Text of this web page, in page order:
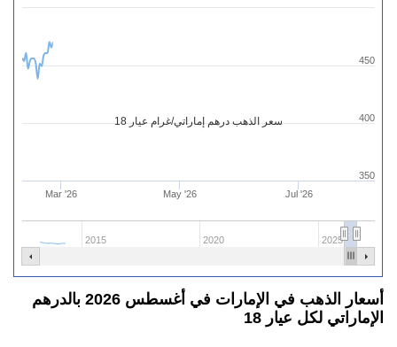
سعر الذهب درهم إماراتي/غرام عيار 18
Mar '26 May '26 Jul '26
2015 2020 2025
350
400
450
أسعار الذهب في الإمارات في أغسطس 2026 بالدرهم
الإماراتي لكل عيار 18